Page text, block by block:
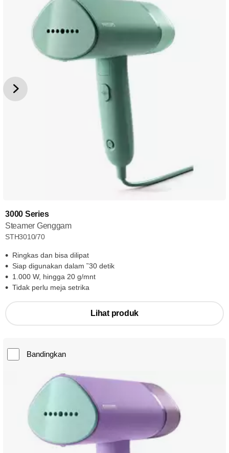
3000 Series
Steamer Genggam
STH3010/70
Ringkas dan bisa dilipat
Siap digunakan dalam ˜30 detik
1.000 W, hingga 20 g/mnt
Tidak perlu meja setrika
Lihat produk
Bandingkan